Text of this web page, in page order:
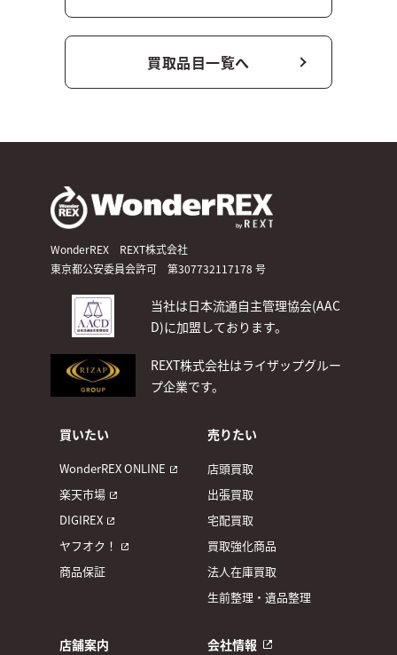
買取品目一覧へ
WonderREX REXT株式会社
東京都公安委員会許可 第307732117178 号
当社は日本流通自主管理協会(AAC
D)に加盟しております。
REXT株式会社はライザップグルー
プ企業です。
買いたい
WonderREX ONLINE
楽天市場
DIGIREX
ヤフオク！
商品保証
売りたい
店頭買取
出張買取
宅配買取
買取強化商品
法人在庫買取
生前整理・遺品整理
店舗案内 会社情報